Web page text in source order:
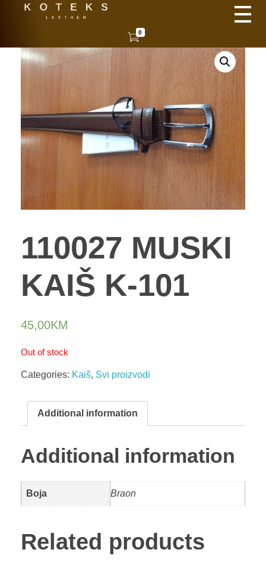
0
110027 MUSKI
KAIŠ K-101
45,00KM
Out of stock
Categories: Kaiš, Svi proizvodi
Additional information
Additional information
Boja Braon
Related products